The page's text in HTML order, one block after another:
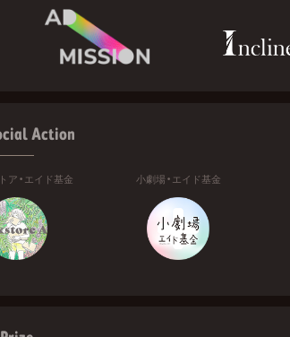
Action
ア・エイド基金 小劇場・エイド基金